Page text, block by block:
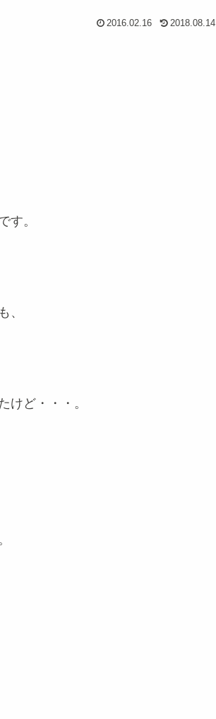
2016.02.16 2018.08.14
す。
、
けど・・・。